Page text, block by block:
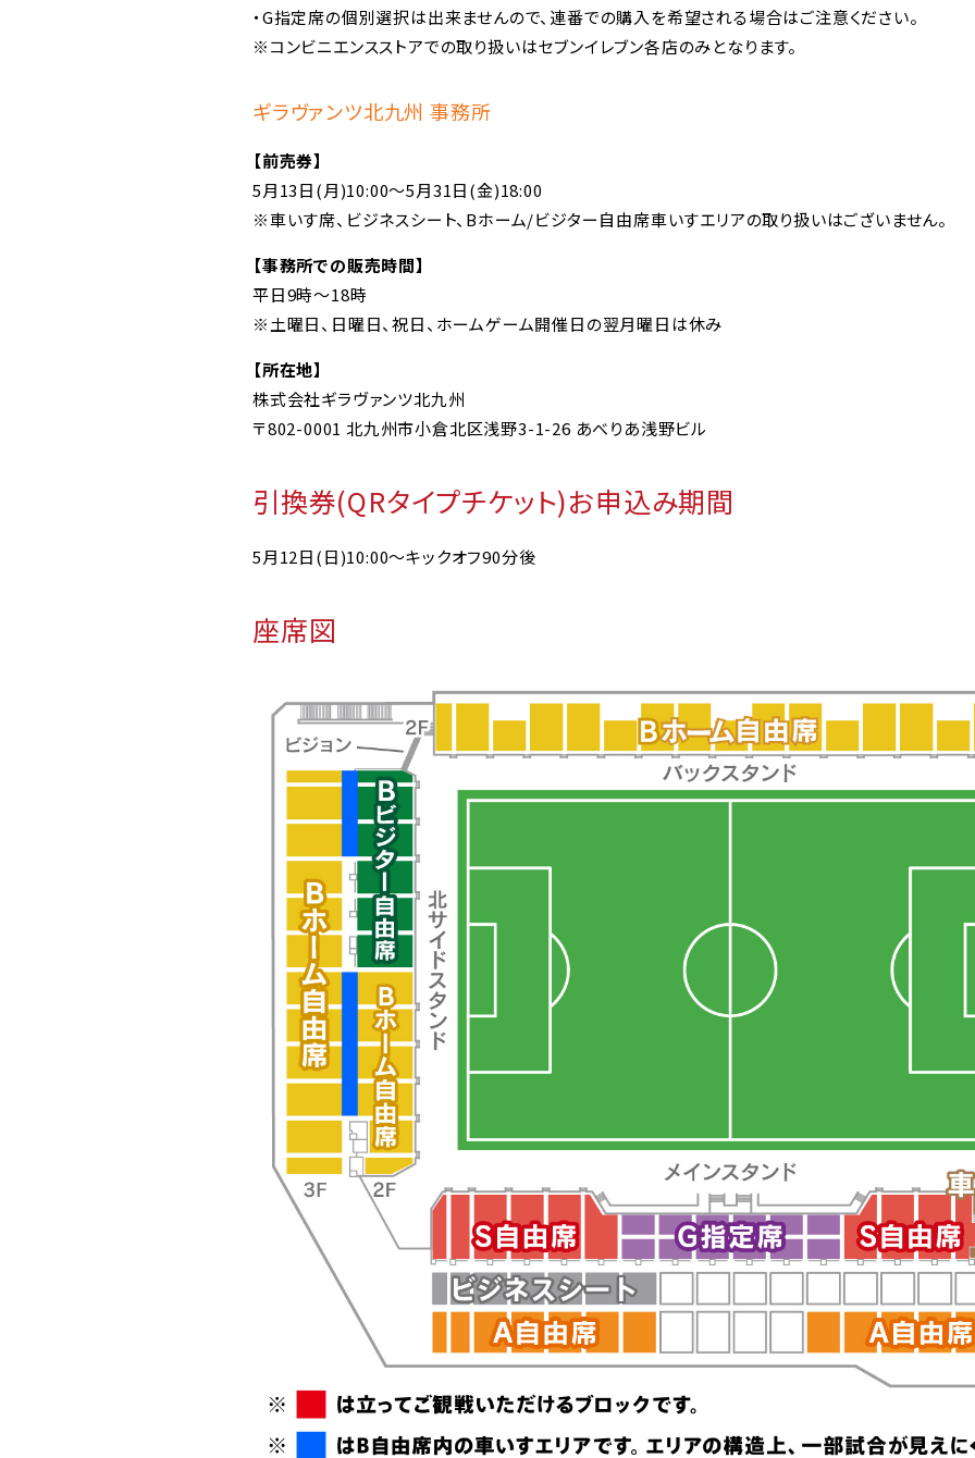
・G指定席の個別選択は出来ませんので、連番での購入を希望される場合はご注意ください。
※コンビニエンスストアでの取り扱いはセブンイレブン各店のみとなります。
ギラヴァンツ北九州 事務所
【前売券】
5月13日(月)10:00～5月31日(金)18:00
※車いす席、ビジネスシート、Bホーム/ビジター自由席車いすエリアの取り扱いはございません。
【事務所での販売時間】
平日9時～18時
※土曜日、日曜日、祝日、ホームゲーム開催日の翌月曜日は休み
【所在地】
株式会社ギラヴァンツ北九州
〒802-0001 北九州市小倉北区浅野3-1-26 あべりあ浅野ビル
引換券(QRタイプチケット)お申込み期間
5月12日(日)10:00～キックオフ90分後
座席図